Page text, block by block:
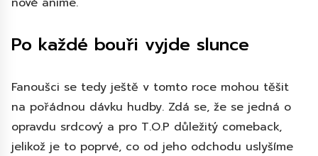
Po každé bouři vyjde slunce
Fanoušci se tedy ještě v tomto roce mohou těšit
na pořádnou dávku hudby. Zdá se, že se jedná o
opravdu srdcový a pro T.O.P důležitý comeback,
jelikož je to poprvé, co od jeho odchodu uslyšíme